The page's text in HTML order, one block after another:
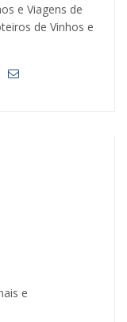
e Viagens de
de Vinhos e
e